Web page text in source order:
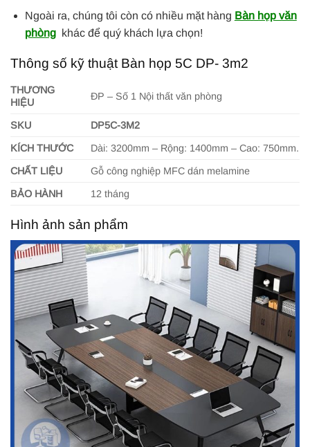
Ngoài ra, chúng tôi còn có nhiều mặt hàng Bàn họp văn
phòngkhác để quý khách lựa chọn!
Thông số kỹ thuật Bàn họp 5C DP- 3m2
THƯƠNG
HIỆU
ĐP – Số 1 Nội thất văn phòng
SKU DP5C-3M2
KÍCH THƯỚC Dài: 3200mm – Rộng: 1400mm – Cao: 750mm.
CHẤT LIỆU Gỗ công nghiệp MFC dán melamine
BẢO HÀNH 12 tháng
Hình ảnh sản phẩm